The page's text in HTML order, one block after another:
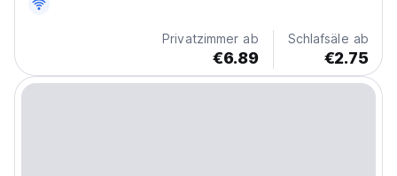
Privatparkplatz, einem Außenpool und einer Bar.
Privatzimmer ab
€6.89
Schlafsäle ab
€2.75